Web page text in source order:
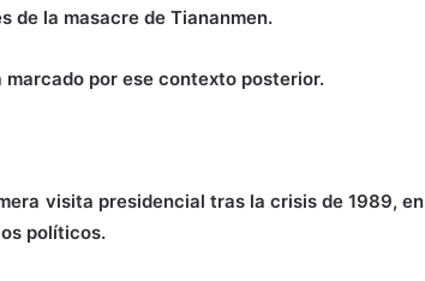
de la masacre de Tiananmen.
por ese contexto posterior.
visita presidencial tras la crisis de 1989, en
políticos.